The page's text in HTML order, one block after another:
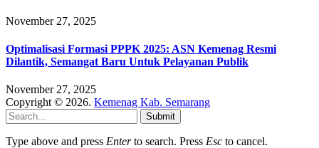
November 27, 2025
Optimalisasi Formasi PPPK 2025: ASN Kemenag Resmi
Dilantik, Semangat Baru Untuk Pelayanan Publik
November 27, 2025
Copyright © 2026. Kemenag Kab. Semarang
Submit
Type above and press Enterto search. Press Esc to cancel.